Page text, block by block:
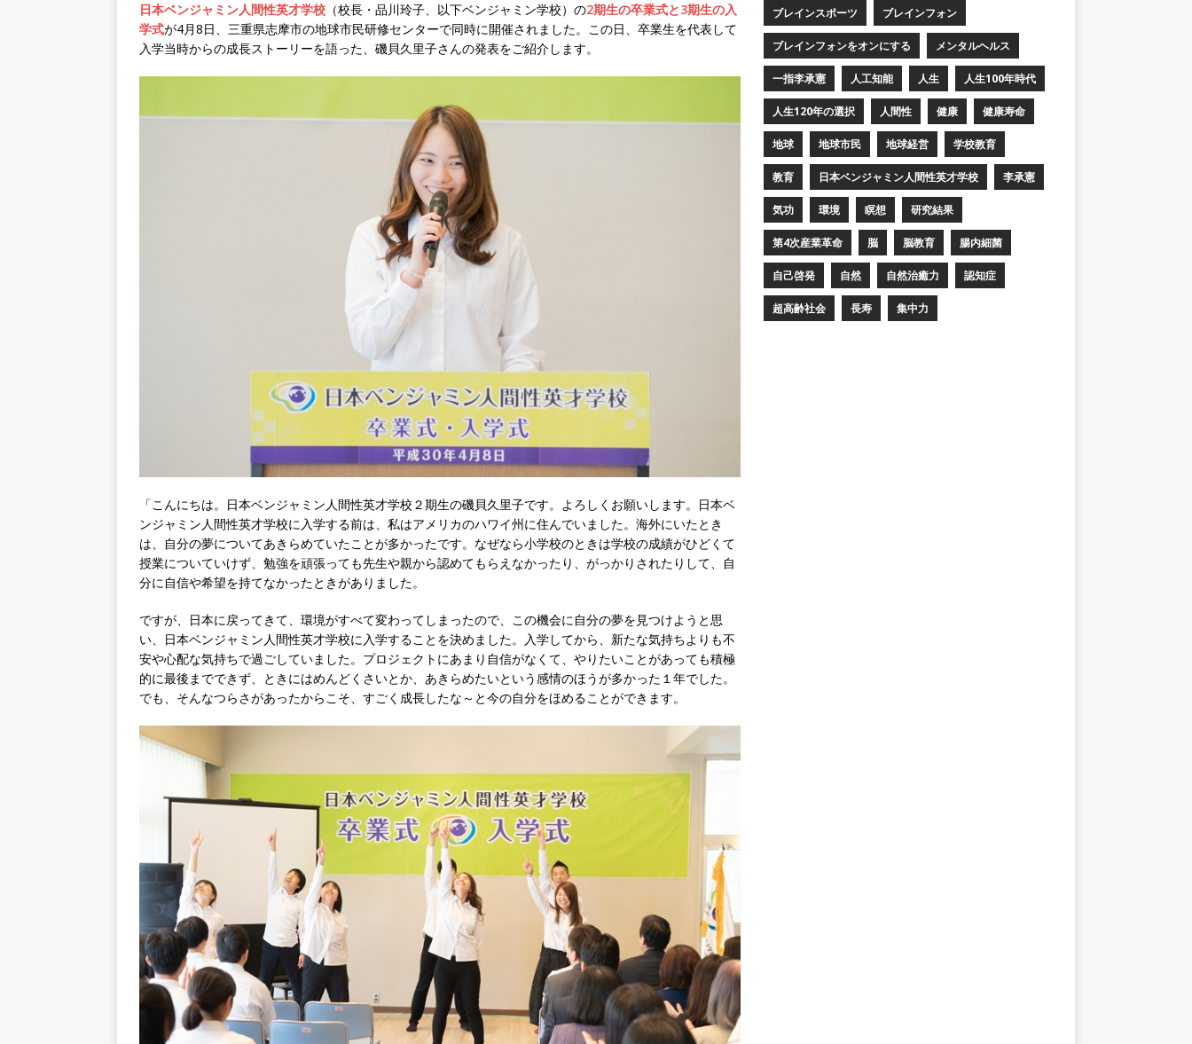
日本ベンジャミン人間性英才学校 （校長・品川玲子、以下ベンジャミン学校）の2期生の卒業式と3期生の入
学式が4月8日、三重県志摩市の地球市民研修センターで同時に開催されました。この日、卒業生を代表して
入学当時からの成長ストーリーを語った、磯貝久里子さんの発表をご紹介します。
「こんにちは。日本ベンジャミン人間性英才学校２期生の磯貝久里子です。よろしくお願いします。日本ベ
ンジャミン人間性英才学校に入学する前は、私はアメリカのハワイ州に住んでいました。海外にいたとき
は、自分の夢についてあきらめていたことが多かったです。なぜなら小学校のときは学校の成績がひどくて
授業についていけず、勉強を頑張っても先生や親から認めてもらえなかったり、がっかりされたりして、自
分に自信や希望を持てなかったときがありました。
ですが、日本に戻ってきて、環境がすべて変わってしまったので、この機会に自分の夢を見つけようと思
い、日本ベンジャミン人間性英才学校に入学することを決めました。入学してから、新たな気持ちよりも不
安や心配な気持ちで過ごしていました。プロジェクトにあまり自信がなくて、やりたいことがあっても積極
的に最後までできず、ときにはめんどくさいとか、あきらめたいという感情のほうが多かった１年でした。
でも、そんなつらさがあったからこそ、すごく成長したな～と今の自分をほめることができます。
ブレインスポーツ ブレインフォン
ブレインフォンをオンにする メンタルヘルス
一指李承憲 人工知能 人生 人生100年時代
人生120年の選択 人間性 健康 健康寿命
地球 地球市民 地球経営 学校教育
教育 日本ベンジャミン人間性英才学校 李承憲
気功 環境 瞑想 研究結果
第4次産業革命 脳 脳教育 腸内細菌
自己啓発 自然 自然治癒力 認知症
超高齢社会 長寿 集中力